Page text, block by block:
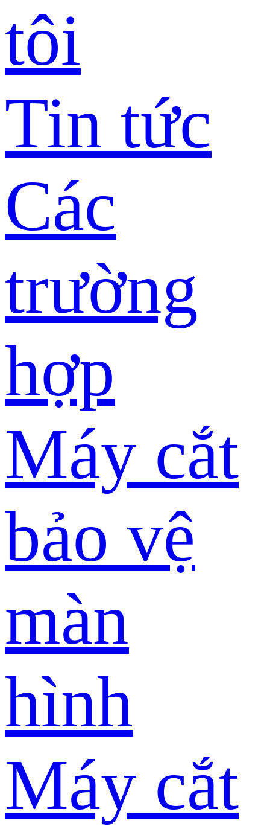
tôi
Tin tức
Các
trường
hợp
Máy cắt
bảo vệ
màn
hình
Máy cắt